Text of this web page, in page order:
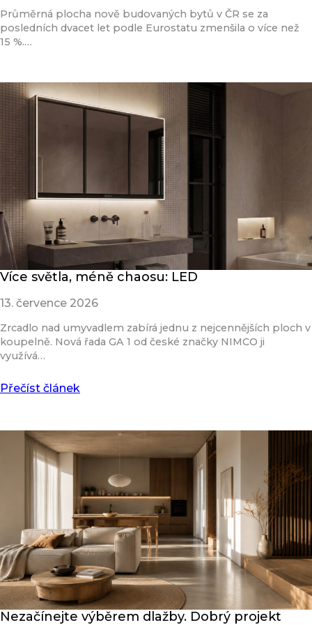
Průměrná plocha nově budovaných bytů v ČR se za
posledních dvacet let podle Eurostatu zmenšila o více než
15 %.…
Více světla, méně chaosu: LED
13. července 2026
Zrcadlo nad umyvadlem zabírá jednu z nejcennějších ploch v
koupelně. Nová řada GA 1 od české značky NIMCO ji
využívá…
Přečíst článek
Nezačínejte výběrem dlažby. Dobrý projekt